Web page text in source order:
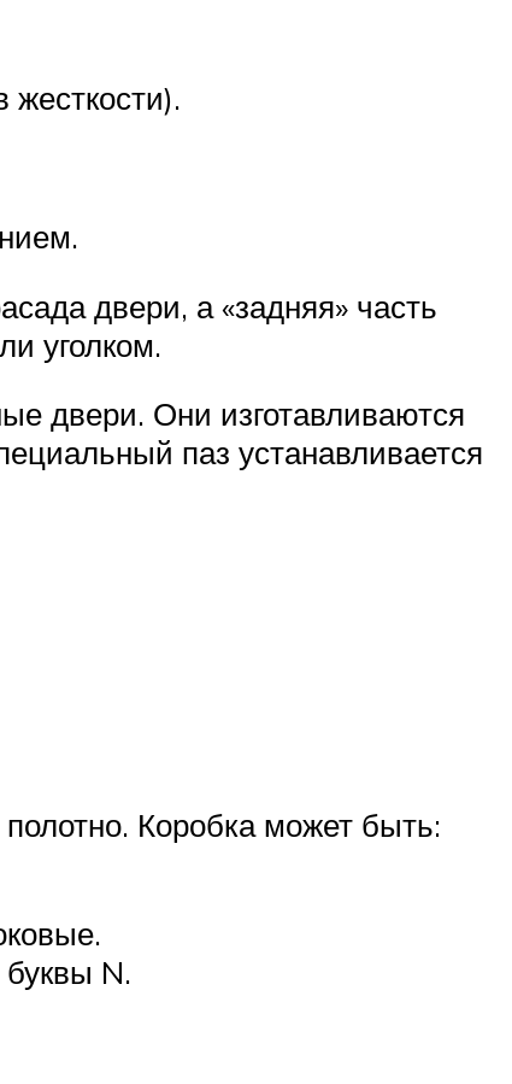
двери, а «задняя» часть
уголком.
двери. Они изготавливаются
паз устанавливается
Коробка может быть:
N.